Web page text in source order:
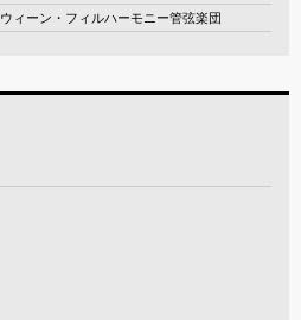
ウィーン・フィルハーモニー管弦楽団